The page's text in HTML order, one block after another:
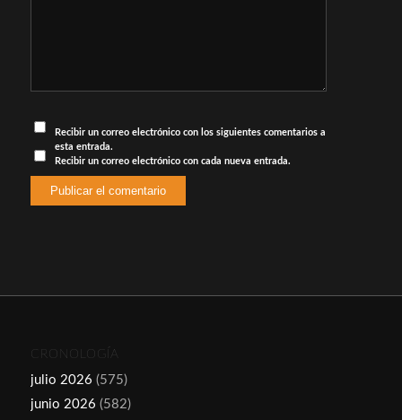
Recibir un correo electrónico con los siguientes comentarios a
esta entrada.
Recibir un correo electrónico con cada nueva entrada.
CRONOLOGÍA
julio 2026 (575)
junio 2026 (582)